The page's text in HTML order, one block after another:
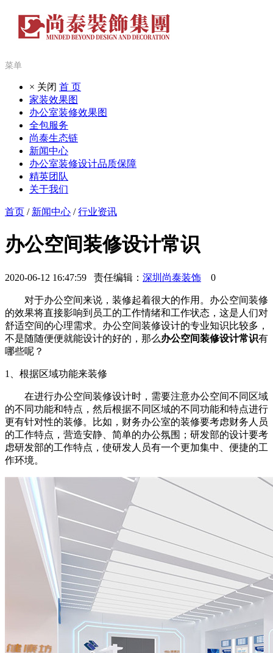
菜单
× 关闭 首 页
家装效果图
办公室装修效果图
全包服务
尚泰生态链
新闻中心
办公室装修设计品质保障
精英团队
关于我们
首页 / 新闻中心 /行业资讯
办公空间装修设计常识
2020-06-12 16:47:59 责任编辑： 深圳尚泰装饰 0
对于办公空间来说，装修起着很大的作用。办公空间装修
的效果将直接影响到员工的工作情绪和工作状态，这是人们对
舒适空间的心理需求。办公空间装修设计的专业知识比较多，
不是随随便便就能设计的好的，那么办公空间装修设计常识有
哪些呢？
1、根据区域功能来装修
在进行办公空间装修设计时，需要注意办公空间不同区域
的不同功能和特点，然后根据不同区域的不同功能和特点进行
更有针对性的装修。比如，财务办公室的装修要考虑财务人员
的工作特点，营造安静、简单的办公氛围；研发部的设计要考
虑研发部的工作特点，使研发人员有一个更加集中、便捷的工
作环境。